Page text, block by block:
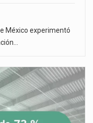
México experimentó